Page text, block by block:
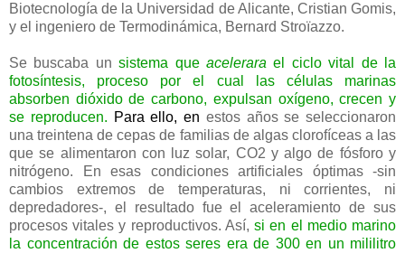
Biotecnología de la Universidad de Alicante, Cristian Gomis,
y el ingeniero de Termodinámica, Bernard Stroïazzo.
Se buscaba unsistema queacelerara el ciclo vital de la
fotosíntesis, proceso por el cual las células marinas
absorben dióxido de carbono, expulsan oxígeno, crecen y
se reproducen. Para ello, en estos años se seleccionaron
una treintena de cepas de familias de algas clorofíceas a las
que se alimentaron con luz solar, CO2 y algo de fósforo y
nitrógeno. En esas condiciones artificiales óptimas -sin
cambios extremos de temperaturas, ni corrientes, ni
depredadores-, el resultado fue el aceleramiento de sus
procesos vitales y reproductivos. Así,si en el medio marino
la concentración de estos seres era de 300 en un mililitro